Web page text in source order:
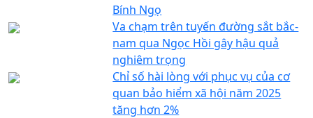
Bính Ngọ
Va chạm trên tuyến đường sắt bắc-
nam qua Ngọc Hồi gây hậu quả
nghiêm trọng
Chỉ số hài lòng với phục vụ của cơ
quan bảo hiểm xã hội năm 2025
tăng hơn 2%